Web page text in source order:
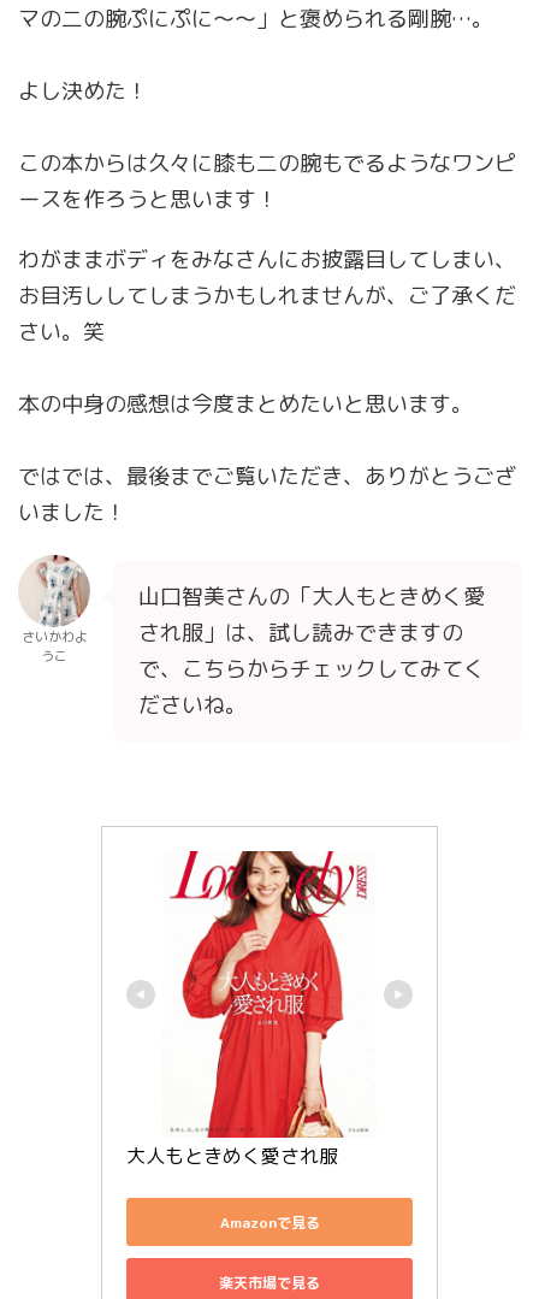
マの二の腕ぷにぷに〜〜」と褒められる剛腕…。
よし決めた！
この本からは久々に膝も二の腕もでるようなワンピ
ースを作ろうと思います！
わがままボディをみなさんにお披露目してしまい、
お目汚ししてしまうかもしれませんが、ご了承くだ
さい。笑
本の中身の感想は今度まとめたいと思います。
ではでは、最後までご覧いただき、ありがとうござ
いました！
さいかわよ
うこ
山口智美さんの「大人もときめく愛
され服」は、試し読みできますの
で、こちらからチェックしてみてく
ださいね。
大人もときめく愛され服
Amazonで見る
楽天市場で見る